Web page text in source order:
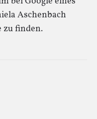
Aschenbach
zu finden.